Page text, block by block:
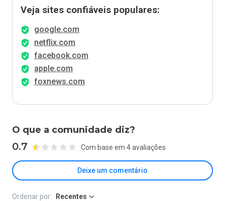
Veja sites confiáveis populares:
google.com
netflix.com
facebook.com
apple.com
foxnews.com
O que a comunidade diz?
0.7 Com base em 4 avaliações
Deixe um comentário
Ordenar por: Recentes